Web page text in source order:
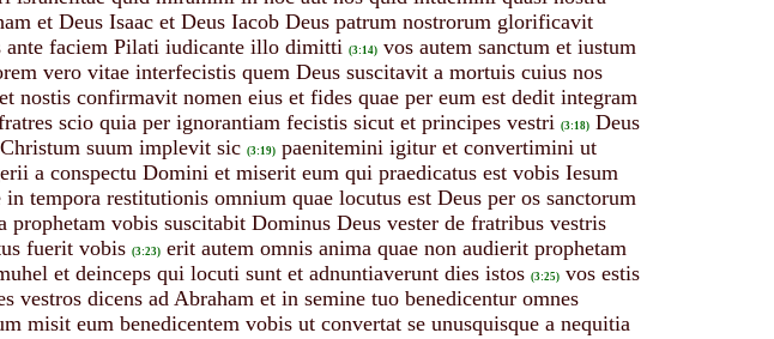
et Deus Isaac et Deus Iacob Deus patrum nostrorum glorificavit
ante faciem Pilati iudicante illo dimitti (3:14) vos autem sanctum et iustum
vero vitae interfecistis quem Deus suscitavit a mortuis cuius nos
nostis confirmavit nomen eius et fides quae per eum est dedit integram
scio quia per ignorantiam fecistis sicut et principes vestri (3:18) Deus
suum implevit sic (3:19) paenitemini igitur et convertimini ut
a conspectu Domini et miserit eum qui praedicatus est vobis Iesum
tempora restitutionis omnium quae locutus est Deus per os sanctorum
prophetam vobis suscitabit Dominus Deus vester de fratribus vestris
fuerit vobis (3:23) erit autem omnis anima quae non audierit prophetam
et deinceps qui locuti sunt et adnuntiaverunt dies istos (3:25) vos estis
dicens ad Abraham et in semine tuo benedicentur omnes
misit eum benedicentem vobis ut convertat se unusquisque a nequitia